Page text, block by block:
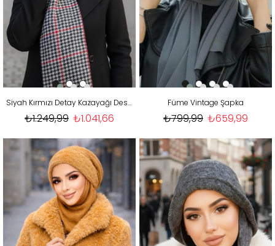
Siyah Kırmızı Detay Kazayağı Desen Tesettür Şapka
₺1.041,66
₺1.249,99
Füme Vintage Şapka
₺659,99
₺799,99